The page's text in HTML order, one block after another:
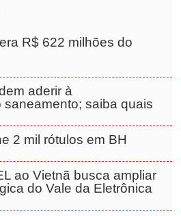
R$ 622 milhões do
aderir à
saiba quais
2 mil rótulos em BH
ao Vietnã busca ampliar
do Vale da Eletrônica